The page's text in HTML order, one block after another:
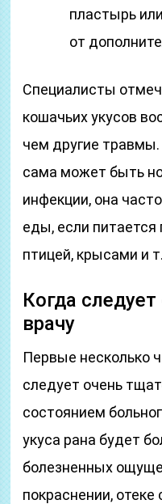
пластырь
от
Специалисты
кошачьих укусов
чем другие
сама может быть
инфекции, она
еды, если
птицей, крысами и
Когда
врачу
Первые несколько
следует очень
состоянием
укуса рана будет
болезненных
покраснении,